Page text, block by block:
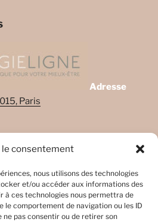
le consentement
nous utilisons des technologies
et/ou accéder aux informations des
à ces technologies nous permettra de
le comportement de navigation ou les ID
ne pas consentir ou de retirer son
Adresse
Paris